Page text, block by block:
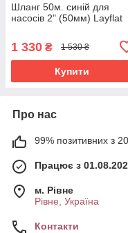
Шланг 50м. синій для
насосів 2" (50мм) Layflat
1 330 ₴ 1 530 ₴
Купити
Про нас
99% позитивних з
Працює з
м. Рівне
Рівне, Україна
Контакти